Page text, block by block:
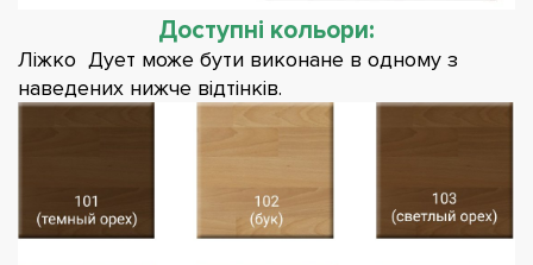
Доступні кольори:
Ліжко Дует може бути виконане в одному з
наведених нижче відтінків.